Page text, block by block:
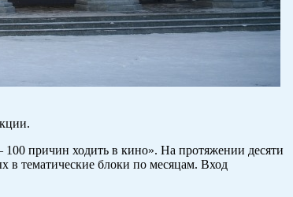
100 причин ходить в кино». На протяжении десяти
в тематические блоки по месяцам. Вход